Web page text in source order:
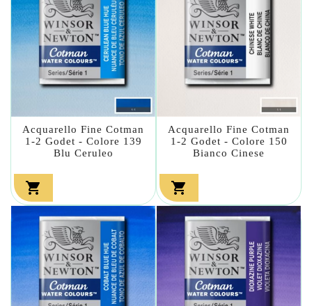
Acquarello Fine Cotman
1-2 Godet - Colore 139
Blu Ceruleo

Acquarello Fine Cotman
1-2 Godet - Colore 150
Bianco Cinese
